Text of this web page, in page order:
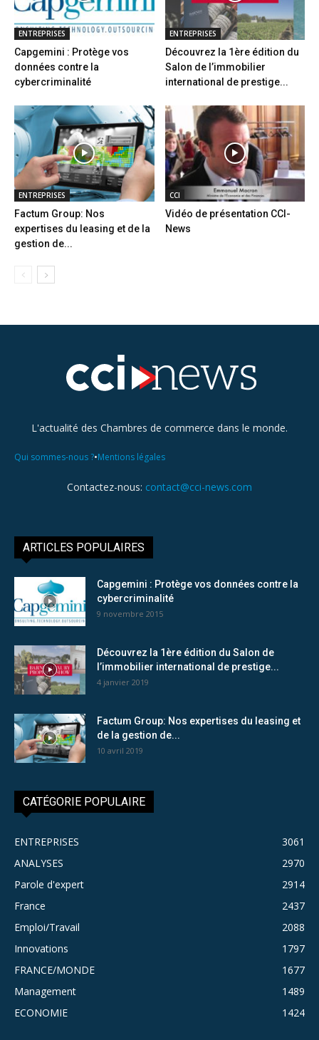
ENTREPRISES
Capgemini : Protège vos
données contre la
cybercriminalité
ENTREPRISES
Découvrez la 1ère édition du
Salon de l’immobilier
international de prestige...
ENTREPRISES
Factum Group: Nos
expertises du leasing et de la
gestion de...
CCI
Vidéo de présentation CCI-
News
L'actualité des Chambres de commerce dans le monde.
Qui sommes-nous ?•Mentions légales
Contactez-nous: contact@cci-news.com
ARTICLES POPULAIRES
Capgemini : Protège vos données contre la
cybercriminalité
9 novembre 2015
Découvrez la 1ère édition du Salon de
l’immobilier international de prestige...
4 janvier 2019
Factum Group: Nos expertises du leasing et
de la gestion de...
10 avril 2019
CATÉGORIE POPULAIRE
ENTREPRISES
3061
ANALYSES
2970
Parole d'expert
2914
France
2437
Emploi/Travail
2088
Innovations
1797
FRANCE/MONDE
1677
Management
1489
ECONOMIE
1424